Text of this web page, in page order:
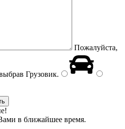
Пожалуйста,
Грузовик.
в ближайшее время.